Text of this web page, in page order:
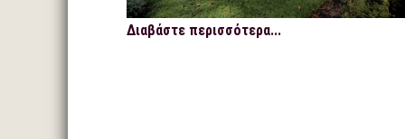
Διαβάστε περισσότερα...